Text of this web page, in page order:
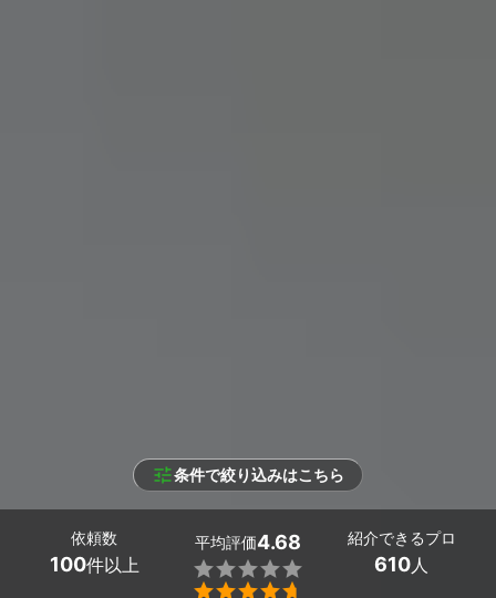
条件で絞り込みはこちら
依頼数
100件以上
平均評価4.68


紹介できるプロ
610人